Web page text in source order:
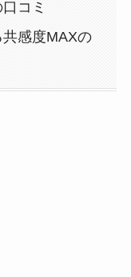
コミ
感度MAXの